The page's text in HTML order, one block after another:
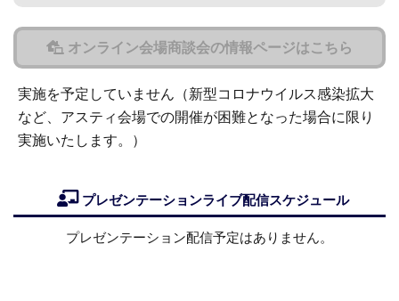
オンライン会場商談会の情報ページはこちら
実施を予定していません（新型コロナウイルス感染拡大
など、アスティ会場での開催が困難となった場合に限り
実施いたします。）
プレゼンテーションライブ配信スケジュール
プレゼンテーション配信予定はありません。